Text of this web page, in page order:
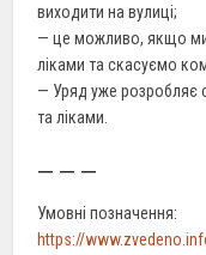
виходити на вулиці;
— це можливо, якщо ми
ліками та скасуємо
— Уряд уже розробляє
та ліками.
— — —
Умовні позначення:
https://